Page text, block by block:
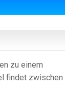
zu einem
findet zwischen